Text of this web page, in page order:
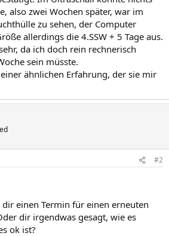
also zwei Wochen später, war im
zu sehen, der Computer
allerdings die 4.SSW + 5 Tage aus.
da ich doch rein rechnerisch
sein müsste.
ähnlichen Erfahrung, der sie mir
#2
einen Termin für einen erneuten
dir irgendwas gesagt, wie es
ok ist?